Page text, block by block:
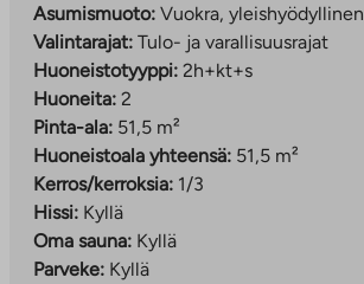
Asumismuoto: Vuokra, yleishyödyllinen
Valintarajat: Tulo- ja varallisuusrajat
Huoneistotyyppi: 2h+kt+s
Huoneita: 2
Pinta-ala: 51,5 m²
Huoneistoala yhteensä: 51,5 m²
Kerros/kerroksia: 1/3
Hissi: Kyllä
Oma sauna: Kyllä
Parveke: Kyllä